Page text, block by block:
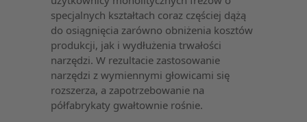
specjalnych kształtach coraz częściej dążą
do osiągnięcia zarówno obniżenia kosztów
produkcji, jak i wydłużenia trwałości
narzędzi. W rezultacie zastosowanie
narzędzi z wymiennymi głowicami się
rozszerza, a zapotrzebowanie na
półfabrykaty gwałtownie rośnie.